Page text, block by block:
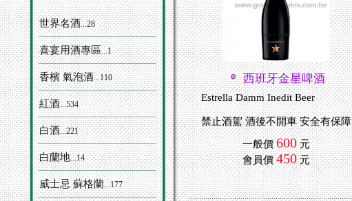
世界名酒...28
喜宴用酒專區...1
香檳 氣泡酒...110
紅酒...534
白酒...221
白蘭地...14
威士忌 蘇格蘭...177
西班牙金星啤酒
Estrella Damm Inedit Beer
禁止酒駕 酒後不開車 安全有保障
一般價 600元
會員價 450元